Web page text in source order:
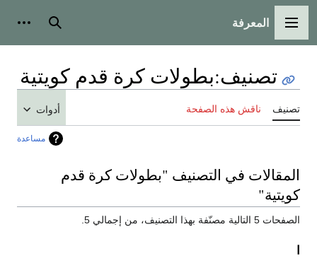
القائمة الرئيسية
المعرفة بحث
تصنيف:بطولات كرة قدم كويتية
تصنيف ناقش هذه الصفحة أدوات
مساعدة
المقالات في التصنيف "بطولات كرة قدم
كويتية"
الصفحات 5 التالية مصنّفة بهذا التصنيف، من إجمالي 5.